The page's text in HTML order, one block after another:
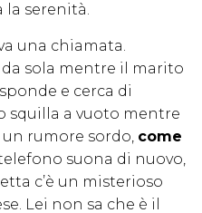
la serenità.
una chiamata.
da sola mentre il marito
e cerca di
squilla a vuoto mentre
rumore sordo, come
suona di nuovo,
c’è un misterioso
Lei non sa che è il